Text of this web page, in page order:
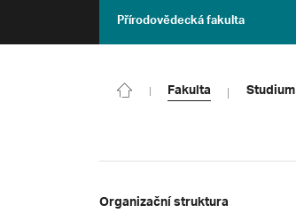
Přírodovědecká fakulta
Fakulta Studium
Organizační struktura